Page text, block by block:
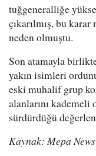
tuğgeneralliğe
çıkarılmış, bu
neden olmuştu.
Son atamayla
yakın isimleri
eski muhalif grup
alanlarını
sürdürdüğü
Kaynak: Mepa News